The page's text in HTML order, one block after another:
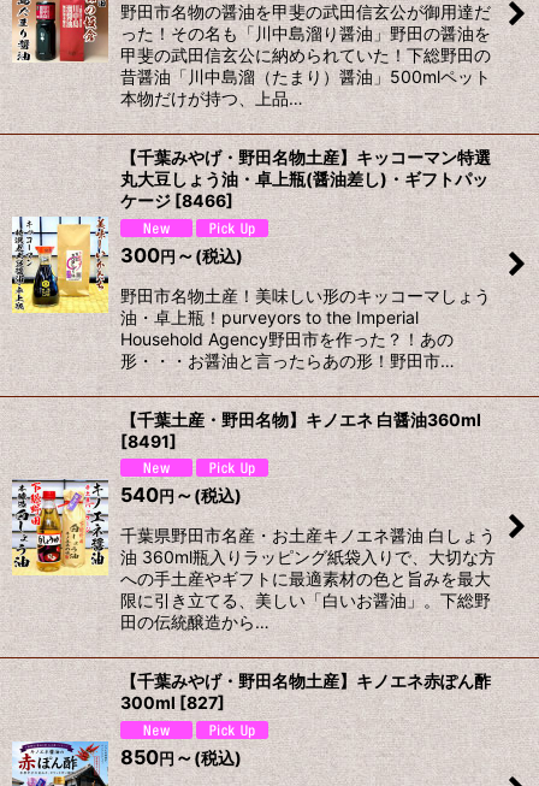
野田市名物の醤油を甲斐の武田信玄公が御用達だ
った！その名も「川中島溜り醤油」野田の醤油を
甲斐の武田信玄公に納められていた！下総野田の
昔醤油「川中島溜（たまり）醤油」500mlペット
本物だけが持つ、上品…
【千葉みやげ・野田名物土産】キッコーマン特選
丸大豆しょう油・卓上瓶(醤油差し)・ギフトパッ
ケージ [8466]
300円 ～(税込)
野田市名物土産！美味しい形のキッコーマしょう
油・卓上瓶！purveyors to the Imperial
Household Agency野田市を作った？！あの
形・・・お醤油と言ったらあの形！野田市…
【千葉土産・野田名物】キノエネ 白醤油360ml
[8491]
540円 ～(税込)
千葉県野田市名産・お土産キノエネ醤油 白しょう
油 360ml瓶入りラッピング紙袋入りで、大切な方
への手土産やギフトに最適素材の色と旨みを最大
限に引き立てる、美しい「白いお醤油」。下総野
田の伝統醸造から…
【千葉みやげ・野田名物土産】キノエネ赤ぽん酢
300ml [827]
850円 ～(税込)